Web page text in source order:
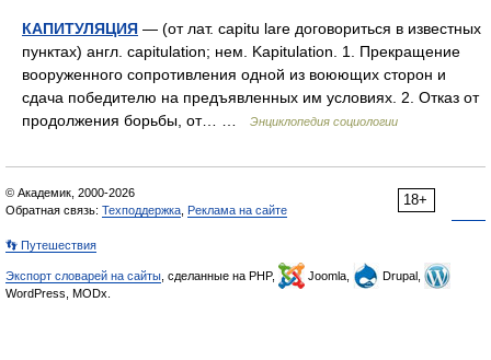
КАПИТУЛЯЦИЯ — (от лат. capitu lare договориться в известных
пунктах) англ. capitulation; нем. Kapitulation. 1. Прекращение
вооруженного сопротивления одной из воюющих сторон и
сдача победителю на предъявленных им условиях. 2. Отказ от
продолжения борьбы, от… …
Энциклопедия социологии
18+
© Академик, 2000-2026
Обратная связь: Техподдержка Реклама на сайте
👣 Путешествия
Экспорт словарей на сайты , сделанные на PHP, Joomla,
Drupal,
WordPress, MODx.